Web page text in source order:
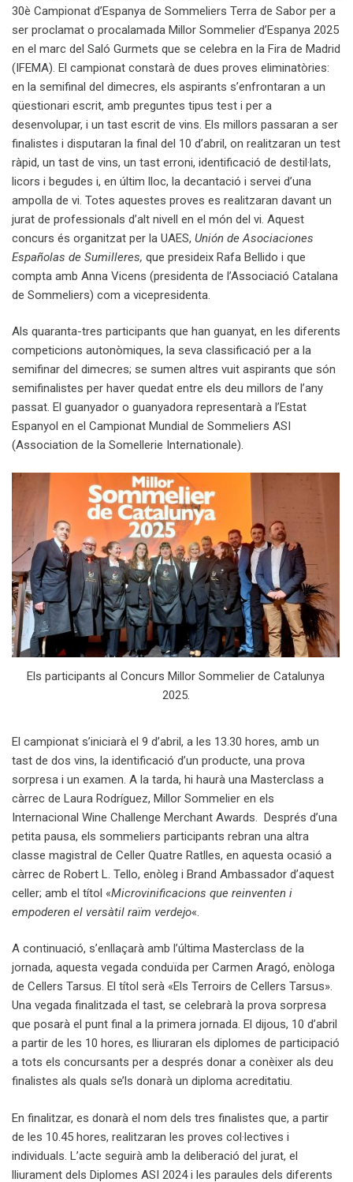
30è Campionat d’Espanya de Sommeliers Terra de Sabor per a
ser proclamat o procalamada Millor Sommelier d’Espanya 2025
en el marc del Saló Gurmets que se celebra en la Fira de Madrid
(IFEMA). El campionat constarà de dues proves eliminatòries:
en la semifinal del dimecres, els aspirants s’enfrontaran a un
qüestionari escrit, amb preguntes tipus test i per a
desenvolupar, i un tast escrit de vins. Els millors passaran a ser
finalistes i disputaran la final del 10 d’abril, on realitzaran un test
ràpid, un tast de vins, un tast erroni, identificació de destil·lats,
licors i begudes i, en últim lloc, la decantació i servei d’una
ampolla de vi. Totes aquestes proves es realitzaran davant un
jurat de professionals d’alt nivell en el món del vi. Aquest
concurs és organitzat per la UAES, Unión de Asociaciones
Españolas de Sumilleres, que presideix Rafa Bellido i que
compta amb Anna Vicens (presidenta de l’Associació Catalana
de Sommeliers) com a vicepresidenta.
Als quaranta-tres participants que han guanyat, en les diferents
competicions autonòmiques, la seva classificació per a la
semifinar del dimecres; se sumen altres vuit aspirants que són
semifinalistes per haver quedat entre els deu millors de l’any
passat. El guanyador o guanyadora representarà a l’Estat
Espanyol en el Campionat Mundial de Sommeliers ASI
(Association de la Somellerie Internationale).
Els participants al Concurs Millor Sommelier de Catalunya
2025.
El campionat s’iniciarà el 9 d’abril, a les 13.30 hores, amb un
tast de dos vins, la identificació d’un producte, una prova
sorpresa i un examen. A la tarda, hi haurà una Masterclass a
càrrec de Laura Rodríguez, Millor Sommelier en els
Internacional Wine Challenge Merchant Awards. Després d’una
petita pausa, els sommeliers participants rebran una altra
classe magistral de Celler Quatre Ratlles, en aquesta ocasió a
càrrec de Robert L. Tello, enòleg i Brand Ambassador d’aquest
celler; amb el títol «Microvinificacions que reinventen i
empoderen el versàtil raïm verdejo«.
A continuació, s’enllaçarà amb l’última Masterclass de la
jornada, aquesta vegada conduïda per Carmen Aragó, enòloga
de Cellers Tarsus. El títol serà «Els Terroirs de Cellers Tarsus».
Una vegada finalitzada el tast, se celebrarà la prova sorpresa
que posarà el punt final a la primera jornada. El dijous, 10 d’abril
a partir de les 10 hores, es lliuraran els diplomes de participació
a tots els concursants per a després donar a conèixer als deu
finalistes als quals se’ls donarà un diploma acreditatiu.
En finalitzar, es donarà el nom dels tres finalistes que, a partir
de les 10.45 hores, realitzaran les proves col·lectives i
individuals. L’acte seguirà amb la deliberació del jurat, el
lliurament dels Diplomes ASI 2024 i les paraules dels diferents